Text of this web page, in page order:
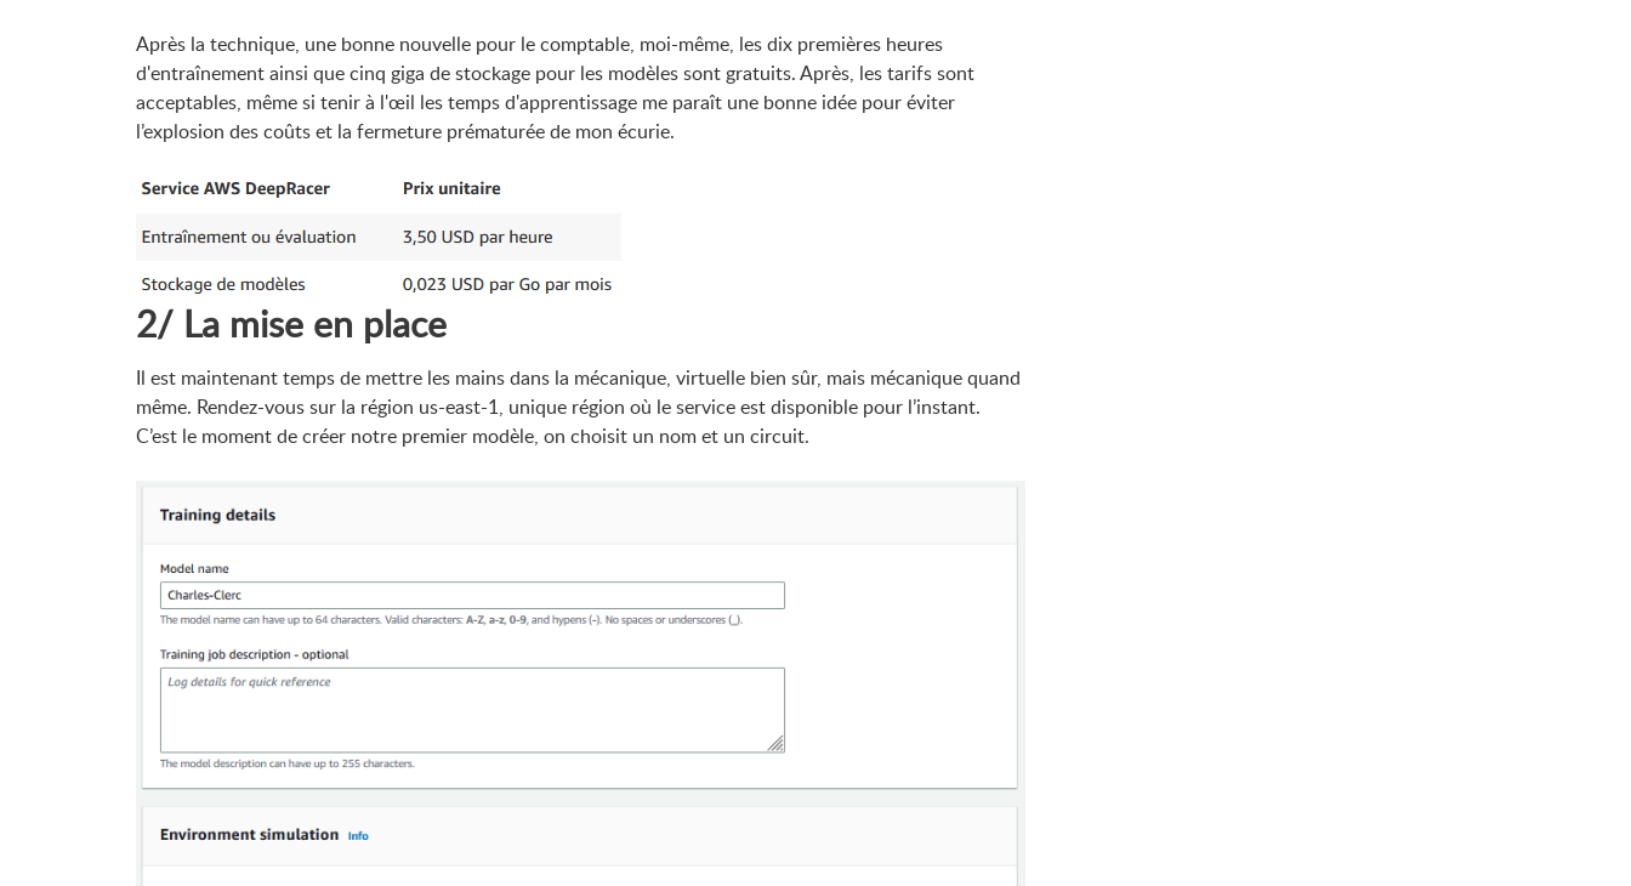
Après la technique, une bonne nouvelle pour le comptable, moi-même, les dix premières heures
d'entraînement ainsi que cinq giga de stockage pour les modèles sont gratuits. Après, les tarifs sont
acceptables, même si tenir à l'œil les temps d'apprentissage me paraît une bonne idée pour éviter
l’explosion des coûts et la fermeture prématurée de mon écurie.
2/ La mise en place
Il est maintenant temps de mettre les mains dans la mécanique, virtuelle bien sûr, mais mécanique quand
même. Rendez-vous sur la région us-east-1, unique région où le service est disponible pour l’instant.
C’est le moment de créer notre premier modèle, on choisit un nom et un circuit.